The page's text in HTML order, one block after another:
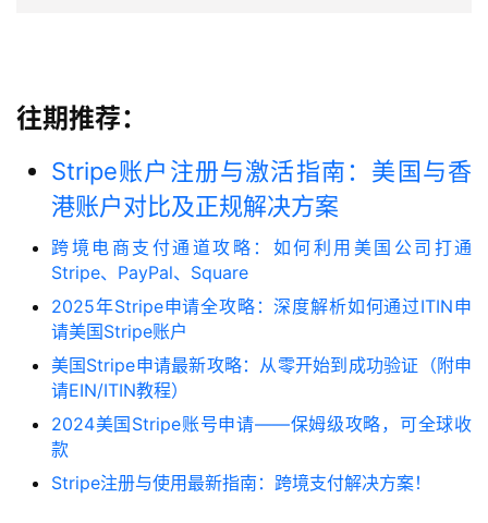
往期推荐：
Stripe账户注册与激活指南：美国与香
港账户对比及正规解决方案
跨境电商支付通道攻略：如何利用美国公司打通
Stripe、PayPal、Square
2025年Stripe申请全攻略：深度解析如何通过ITIN申
请美国Stripe账户
美国Stripe申请最新攻略：从零开始到成功验证（附申
请EIN/ITIN教程）
2024美国Stripe账号申请——保姆级攻略，可全球收
款
Stripe注册与使用最新指南：跨境支付解决方案！